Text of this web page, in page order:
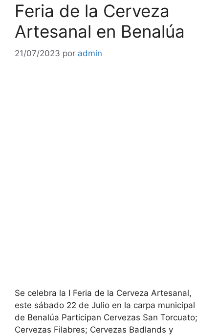
Feria de la Cerveza
Artesanal en Benalúa
21/07/2023 por admin
Se celebra la I Feria de la Cerveza Artesanal,
este sábado 22 de Julio en la carpa municipal
de Benalúa Participan Cervezas San Torcuato;
Cervezas Filabres; Cervezas Badlands y